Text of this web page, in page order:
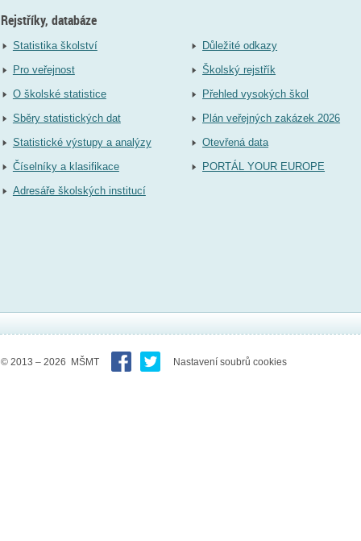
Rejstříky, databáze
Statistika školství
Pro veřejnost
O školské statistice
Sběry statistických dat
Statistické výstupy a analýzy
Číselníky a klasifikace
Adresáře školských institucí
Důležité odkazy
Školský rejstřík
Přehled vysokých škol
Plán veřejných zakázek 2026
Otevřená data
PORTÁL YOUR EUROPE
© 2013 – 2026 MŠMT Nastavení soubrů cookies